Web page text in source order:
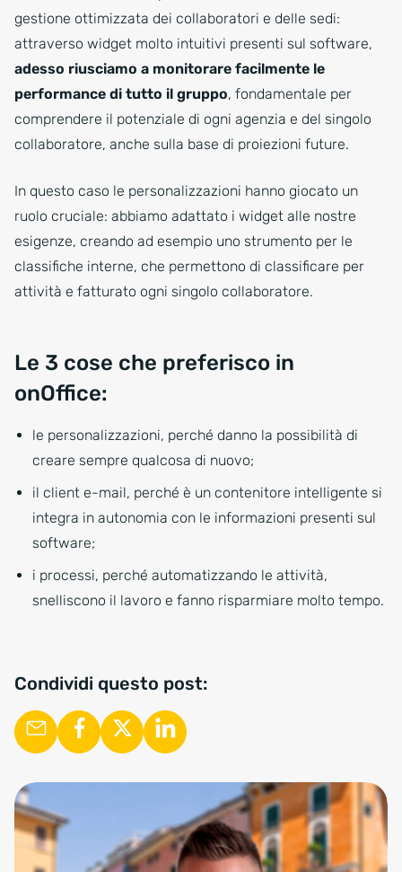
gestione ottimizzata dei collaboratori e delle sedi:
attraverso widget molto intuitivi presenti sul software,
adesso riusciamo a monitorare facilmente le
performance di tutto il gruppo, fondamentale per
comprendere il potenziale di ogni agenzia e del singolo
collaboratore, anche sulla base di proiezioni future.
In questo caso le personalizzazioni hanno giocato un
ruolo cruciale: abbiamo adattato i widget alle nostre
esigenze, creando ad esempio uno strumento per le
classifiche interne, che permettono di classificare per
attività e fatturato ogni singolo collaboratore.
Le 3 cose che preferisco in
onOffice:
le personalizzazioni, perché danno la possibilità di
creare sempre qualcosa di nuovo;
il client e-mail, perché è un contenitore intelligente si
integra in autonomia con le informazioni presenti sul
software;
i processi, perché automatizzando le attività,
snelliscono il lavoro e fanno risparmiare molto tempo.
Condividi questo post: